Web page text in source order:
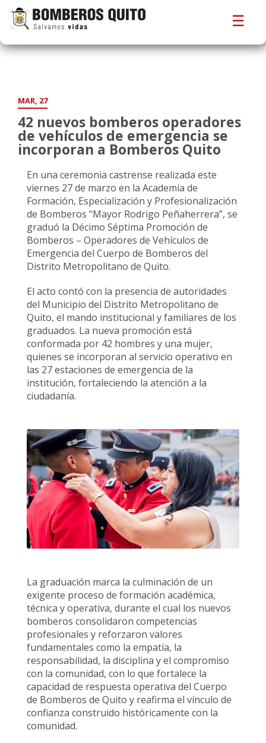
☰
MAR, 27
42 nuevos bomberos operadores
de vehículos de emergencia se
incorporan a Bomberos Quito
En una ceremonia castrense realizada este
viernes 27 de marzo en la Academia de
Formación, Especialización y Profesionalización
de Bomberos “Mayor Rodrigo Peñaherrera”, se
graduó la Décimo Séptima Promoción de
Bomberos – Operadores de Vehículos de
Emergencia del Cuerpo de Bomberos del
Distrito Metropolitano de Quito.
El acto contó con la presencia de autoridades
del Municipio del Distrito Metropolitano de
Quito, el mando institucional y familiares de los
graduados. La nueva promoción está
conformada por 42 hombres y una mujer,
quienes se incorporan al servicio operativo en
las 27 estaciones de emergencia de la
institución, fortaleciendo la atención a la
ciudadanía.
La graduación marca la culminación de un
exigente proceso de formación académica,
técnica y operativa, durante el cual los nuevos
bomberos consolidaron competencias
profesionales y reforzaron valores
fundamentales como la empatía, la
responsabilidad, la disciplina y el compromiso
con la comunidad, con lo que fortalece la
capacidad de respuesta operativa del Cuerpo
de Bomberos de Quito y reafirma el vínculo de
confianza construido históricamente con la
comunidad.